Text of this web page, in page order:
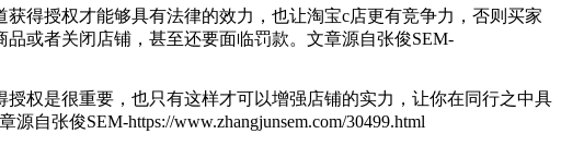
授权才能够具有法律的效力，也让淘宝c店更有竞争力，否则买家
或者关闭店铺，甚至还要面临罚款。 文章源自张俊SEM-
权是很重要，也只有这样才可以增强店铺的实力，让你在同行之中具
源自张俊SEM-https://www.zhangjunsem.com/30499.html